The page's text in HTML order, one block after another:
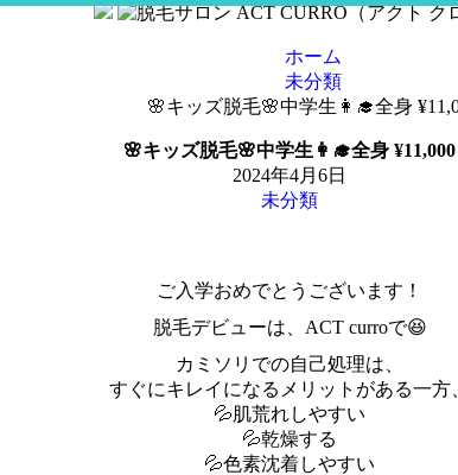
ホーム
未分類
🌸キッズ脱毛🌸中学生👩‍🎓全身
🌸キッズ脱毛🌸中学生👩‍🎓全身 ¥11,000
2024年4月6日
未分類
ご入学おめでとうございます！
脱毛デビューは、ACT curroで😆
カミソリでの自己処理は、
すぐにキレイになるメリットがある一方
💦肌荒れしやすい
💦乾燥する
💦色素沈着しやすい